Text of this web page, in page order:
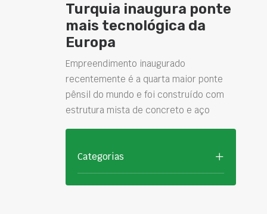
Turquia inaugura ponte
mais tecnológica da
Europa
Empreendimento inaugurado
recentemente é a quarta maior ponte
pênsil do mundo e foi construído com
estrutura mista de concreto e aço
Categorias